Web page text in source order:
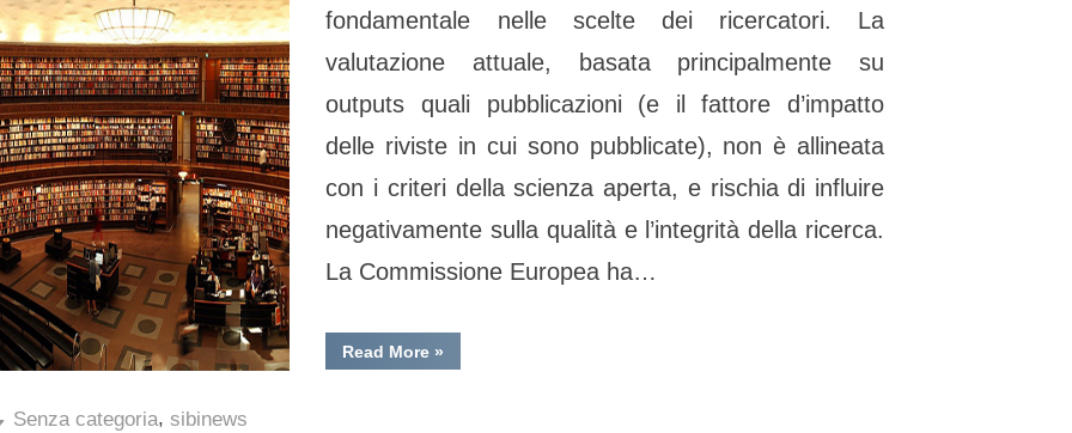
Café
–
L’iniziativa
europea
per
la
riforma
della
valutazione
della
ricerca
fondamentale nelle scelte dei ricercatori. La
valutazione attuale, basata principalmente su
outputs quali pubblicazioni (e il fattore d’impatto
delle riviste in cui sono pubblicate), non è allineata
con i criteri della scienza aperta, e rischia di influire
negativamente sulla qualità e l’integrità della ricerca.
La Commissione Europea ha…
Read More“Open
Science
»
Senza categoria, sibinews